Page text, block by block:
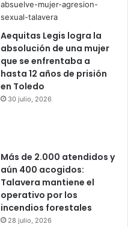
Aequitas Legis logra la
absolución de una mujer
que se enfrentaba a
hasta 12 años de prisión
en Toledo
30 julio, 2026
Más de 2.000 atendidos y
aún 400 acogidos:
Talavera mantiene el
operativo por los
incendios forestales
28 julio, 2026